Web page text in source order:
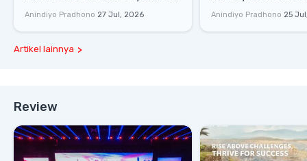
Senyap
Anindiyo Pradhono 27 Jul, 2026
di Sirkuit Mandalika
Anindiyo Pradhono 25
Artikel lainnya
Review